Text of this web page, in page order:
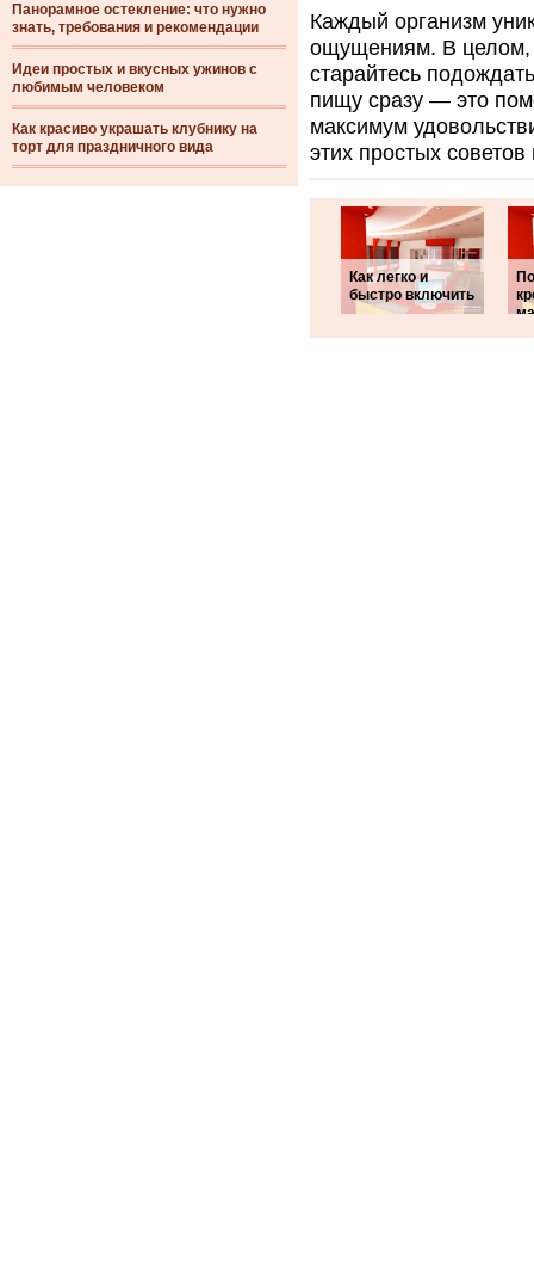
Панорамное остекление: что нужно
знать, требования и рекомендации
Идеи простых и вкусных ужинов с
любимым человеком
Как красиво украшать клубнику на
торт для праздничного вида
Каждый организм
ощущениям. В целом,
старайтесь
пищу сразу — это
максимум
этих простых
Как легко и
быстро включить